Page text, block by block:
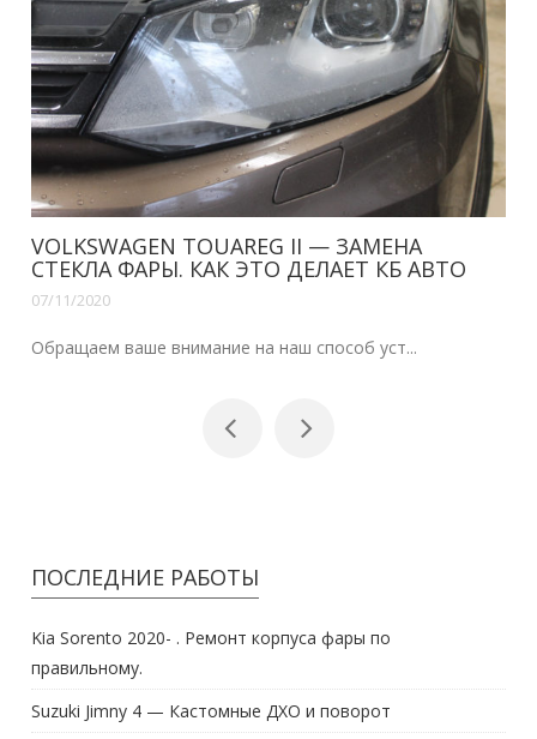
VOLKSWAGEN TOUAREG II — ЗАМЕНА
СТЕКЛА ФАРЫ. КАК ЭТО ДЕЛАЕТ КБ АВТО
07/11/2020
Обращаем ваше внимание на наш способ уст...
ПОСЛЕДНИЕ РАБОТЫ
Kia Sorento 2020- . Ремонт корпуса фары по
правильному.
Suzuki Jimny 4 — Кастомные ДХО и поворот